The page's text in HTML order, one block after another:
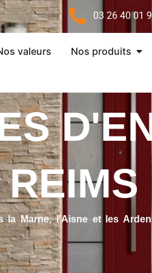
03 26 40 01
valeurs Nos produits
REIMS
la Marne, l'Aisne et les